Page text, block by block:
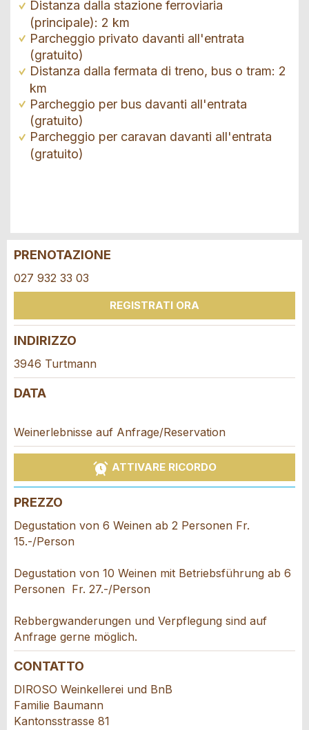
Distanza dalla stazione ferroviaria
(principale): 2 km
Parcheggio privato davanti all'entrata
(gratuito)
Distanza dalla fermata di treno, bus o tram: 2
km
Parcheggio per bus davanti all'entrata
(gratuito)
Parcheggio per caravan davanti all'entrata
(gratuito)
Contestare l'annuncio
Il tuo feedback è molto apprezzato!
Feedback generale
Questo annuncio non è più valido
Annuncio incompleto
* Ingresso richiesto
A garanzia di qualità una copia di questa e-mail è
stata inviata a guidle
SCRIVI UN MESSAGGIO
Consigliamo l'annuncio
Raccomando questo annuncio agli amici.
* Ingresso richiesto
CONSIGLIAMO L'ANNUNCIO
PRENOTAZIONE
027 932 33 03
REGISTRATI ORA
INDIRIZZO
3946 Turtmann
DATA
Weinerlebnisse auf Anfrage/Reservation
ATTIVARE RICORDO
PREZZO
Degustation von 6 Weinen ab 2 Personen Fr.
15.-/Person
Degustation von 10 Weinen mit Betriebsführung ab 6
Personen Fr. 27.-/Person
Rebbergwanderungen und Verpflegung sind auf
Anfrage gerne möglich.
CONTATTO
DIROSO Weinkellerei und BnB
Familie Baumann
Kantonsstrasse 81